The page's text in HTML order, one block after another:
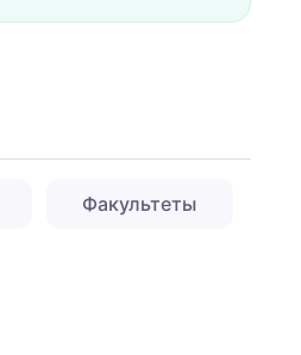
Факультеты